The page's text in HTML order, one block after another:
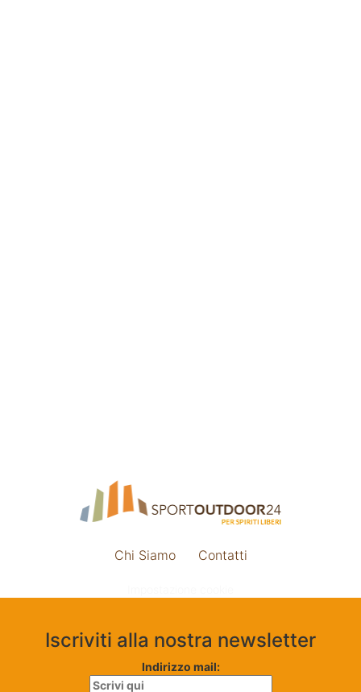
Chi Siamo Contatti
Iscriviti alla nostra newsletter
Indirizzo mail: